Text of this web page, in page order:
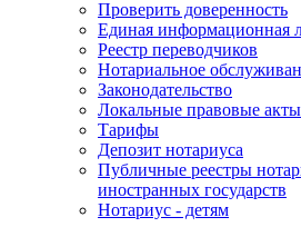
Проверить доверенность
Единая информационная
Реестр переводчиков
Нотариальное
Законодательство
Локальные правовые
Тарифы
Депозит нотариуса
Публичные реестры
иностранных государств
Нотариус - детям